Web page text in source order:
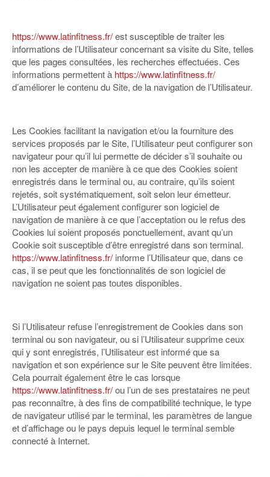
https://www.latinfitness.fr/est susceptible de traiter les
informations de l’Utilisateur concernant sa visite du Site, telles
que les pages consultées, les recherches effectuées. Ces
informations permettent à https://www.latinfitness.fr/
d’améliorer le contenu du Site, de la navigation de l’Utilisateur.
Les Cookies facilitant la navigation et/ou la fourniture des
services proposés par le Site, l’Utilisateur peut configurer son
navigateur pour qu’il lui permette de décider s’il souhaite ou
non les accepter de manière à ce que des Cookies soient
enregistrés dans le terminal ou, au contraire, qu’ils soient
rejetés, soit systématiquement, soit selon leur émetteur.
L’Utilisateur peut également configurer son logiciel de
navigation de manière à ce que l’acceptation ou le refus des
Cookies lui soient proposés ponctuellement, avant qu’un
Cookie soit susceptible d’être enregistré dans son terminal.
https://www.latinfitness.fr/ informe l’Utilisateur que, dans ce
cas, il se peut que les fonctionnalités de son logiciel de
navigation ne soient pas toutes disponibles.
Si l’Utilisateur refuse l’enregistrement de Cookies dans son
terminal ou son navigateur, ou si l’Utilisateur supprime ceux
qui y sont enregistrés, l’Utilisateur est informé que sa
navigation et son expérience sur le Site peuvent être limitées.
Cela pourrait également être le cas lorsque
https://www.latinfitness.fr/ou l’un de ses prestataires ne peut
pas reconnaître, à des fins de compatibilité technique, le type
de navigateur utilisé par le terminal, les paramètres de langue
et d’affichage ou le pays depuis lequel le terminal semble
connecté à Internet.